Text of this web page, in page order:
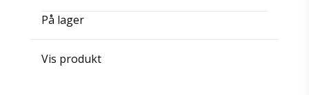
På lager
Vis produkt